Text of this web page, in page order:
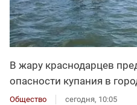
В жару краснодарцев
опасности купания в
Общество сегодня, 10:05